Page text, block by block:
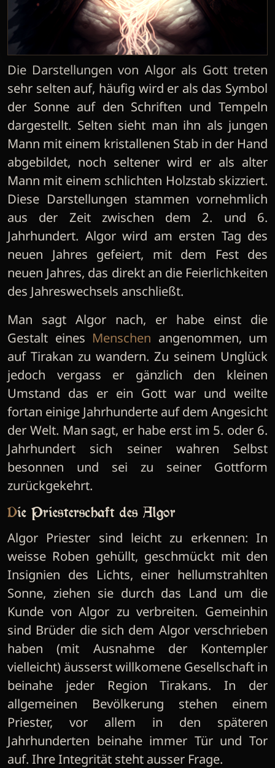
Die Darstellungen von Algor als Gott treten
sehr selten auf, häufig wird er als das Symbol
der Sonne auf den Schriften und Tempeln
dargestellt. Selten sieht man ihn als jungen
Mann mit einem kristallenen Stab in der Hand
abgebildet, noch seltener wird er als alter
Mann mit einem schlichten Holzstab skizziert.
Diese Darstellungen stammen vornehmlich
aus der Zeit zwischen dem 2. und 6.
Jahrhundert. Algor wird am ersten Tag des
neuen Jahres gefeiert, mit dem Fest des
neuen Jahres, das direkt an die Feierlichkeiten
des Jahreswechsels anschließt.
Man sagt Algor nach, er habe einst die
Gestalt eines Menschen angenommen, um
auf Tirakan zu wandern. Zu seinem Unglück
jedoch vergass er gänzlich den kleinen
Umstand das er ein Gott war und weilte
fortan einige Jahrhunderte auf dem Angesicht
der Welt. Man sagt, er habe erst im 5. oder 6.
Jahrhundert sich seiner wahren Selbst
besonnen und sei zu seiner Gottform
zurückgekehrt.
Die Priesterschaft des Algor
Algor Priester sind leicht zu erkennen: In
weisse Roben gehüllt, geschmückt mit den
Insignien des Lichts, einer hellumstrahlten
Sonne, ziehen sie durch das Land um die
Kunde von Algor zu verbreiten. Gemeinhin
sind Brüder die sich dem Algor verschrieben
haben (mit Ausnahme der Kontempler
vielleicht) äusserst willkomene Gesellschaft in
beinahe jeder Region Tirakans. In der
allgemeinen Bevölkerung stehen einem
Priester, vor allem in den späteren
Jahrhunderten beinahe immer Tür und Tor
auf. Ihre Integrität steht ausser Frage.